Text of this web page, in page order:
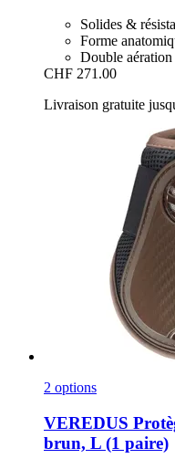
Solides &
Forme
Double aération
CHF 271.00
Livraison gratuite
2 options
VEREDUS
brun, L (1 paire)